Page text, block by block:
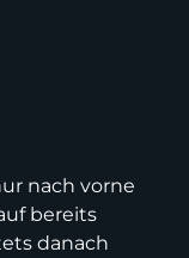
nach vorne
bereits
danach